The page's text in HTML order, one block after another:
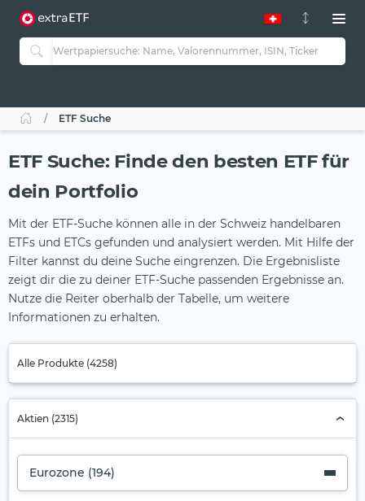
ETF Suche
ETF Suche: Finde den besten ETF für
dein Portfolio
Mit der ETF-Suche können alle in der Schweiz handelbaren
ETFs und ETCs gefunden und analysiert werden. Mit Hilfe der
Filter kannst du deine Suche eingrenzen. Die Ergebnisliste
zeigt dir die zu deiner ETF-Suche passenden Ergebnisse an.
Nutze die Reiter oberhalb der Tabelle, um weitere
Informationen zu erhalten.
Alle Produkte (4258)
Aktien (2315)
Eurozone (194)